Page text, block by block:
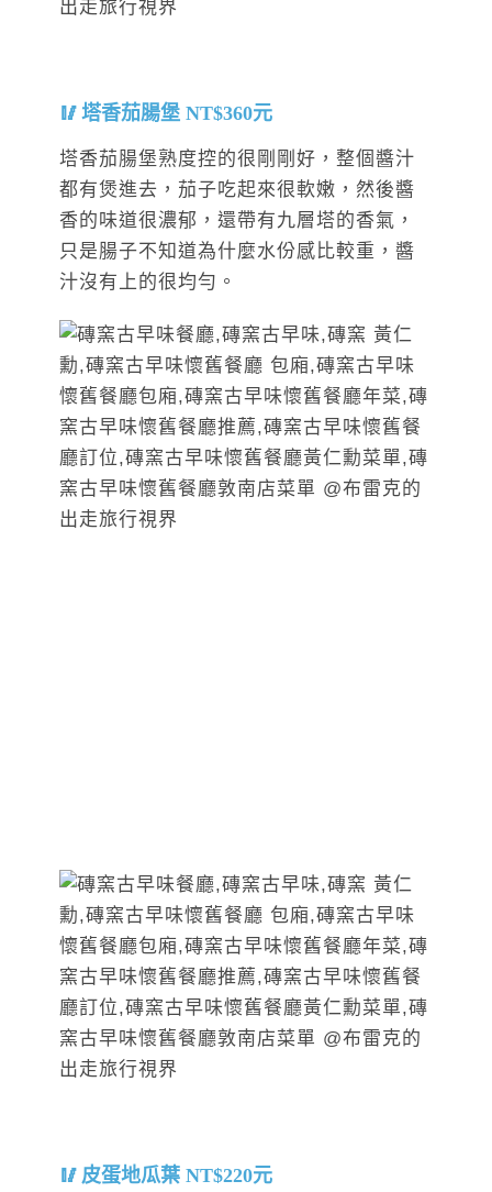
塔香茄腸堡 NT$360元
塔香茄腸堡熟度控的很剛剛好，整個醬汁
都有煲進去，茄子吃起來很軟嫩，然後醬
香的味道很濃郁，還帶有九層塔的香氣，
只是腸子不知道為什麼水份感比較重，醬
汁沒有上的很均勻。
皮蛋地瓜葉 NT$220元